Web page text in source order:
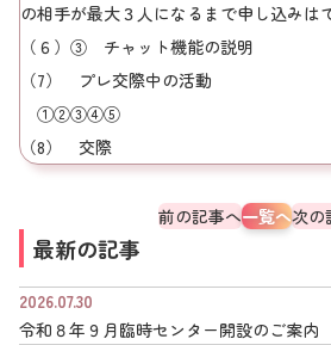
の相手が最大３人になるまで申し込みは
（６）③ チャット機能の説明
（7） プレ交際中の活動
①②③④⑤
（8） 交際
前の記事へ一覧へ次の
最新の記事
2026.07.30
令和８年９月臨時センター開設のご案内